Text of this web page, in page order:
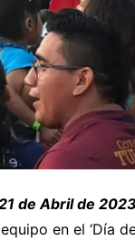
de Abril de
en el ‘Día